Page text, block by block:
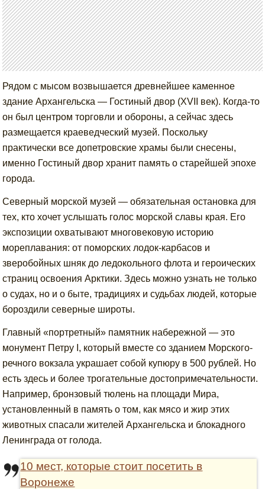
Рядом с мысом возвышается древнейшее каменное
здание Архангельска — Гостиный двор (XVII век). Когда-то
он был центром торговли и обороны, а сейчас здесь
размещается краеведческий музей. Поскольку
практически все допетровские храмы были снесены,
именно Гостиный двор хранит память о старейшей эпохе
города.
Северный морской музей — обязательная остановка для
тех, кто хочет услышать голос морской славы края. Его
экспозиции охватывают многовековую историю
мореплавания: от поморских лодок-карбасов и
зверобойных шняк до ледокольного флота и героических
страниц освоения Арктики. Здесь можно узнать не только
о судах, но и о быте, традициях и судьбах людей, которые
бороздили северные широты.
Главный «портретный» памятник набережной — это
монумент Петру I, который вместе со зданием Морского-
речного вокзала украшает собой купюру в 500 рублей. Но
есть здесь и более трогательные достопримечательности.
Например, бронзовый тюлень на площади Мира,
установленный в память о том, как мясо и жир этих
животных спасали жителей Архангельска и блокадного
Ленинграда от голода.
10 мест, которые стоит посетить в
Воронеже